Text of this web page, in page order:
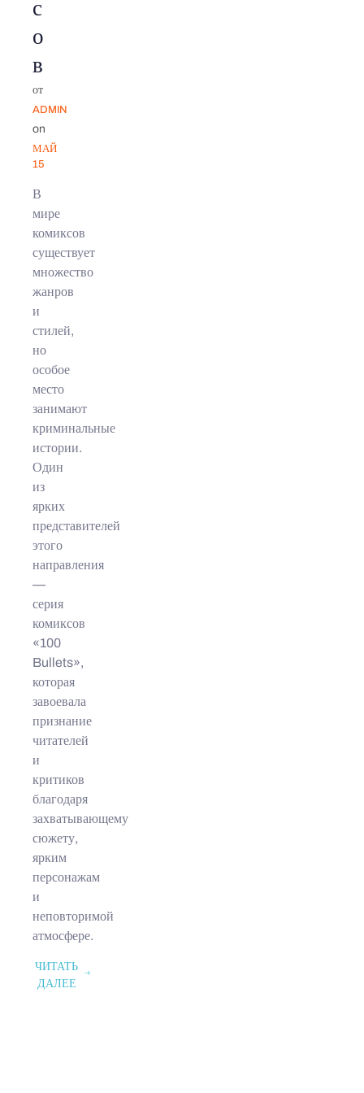
с
о
в
от
ADMIN
on
МАЙ
15
В
мире
комиксов
существует
множество
жанров
и
стилей,
но
особое
место
занимают
криминальные
истории.
Один
из
ярких
представителей
этого
направления
—
серия
комиксов
«100
Bullets»,
которая
завоевала
признание
читателей
и
критиков
благодаря
захватывающему
сюжету,
ярким
персонажам
и
неповторимой
атмосфере.
ЧИТАТЬ
ДАЛЕЕ